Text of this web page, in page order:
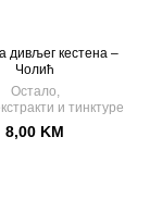
дивљег кестена –
Чолић
Остало,
и тинктуре
8,00 KM